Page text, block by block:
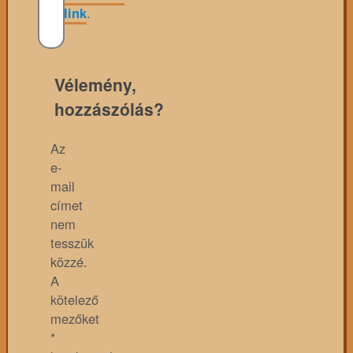
link.
Vélemény,
hozzászólás?
Az
e-
mail
címet
nem
tesszük
közzé.
A
kötelező
mezőket
*